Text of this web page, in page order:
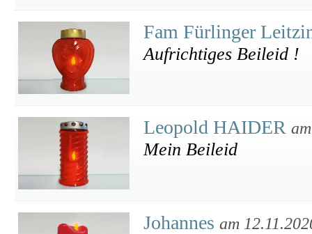
Fam Fürlinger
Aufrichtiges Beileid !
Leopold HAIDER
Mein Beileid
Johannes am